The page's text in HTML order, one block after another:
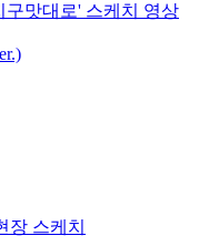
구맛대로' 스케치 영상
장 스케치